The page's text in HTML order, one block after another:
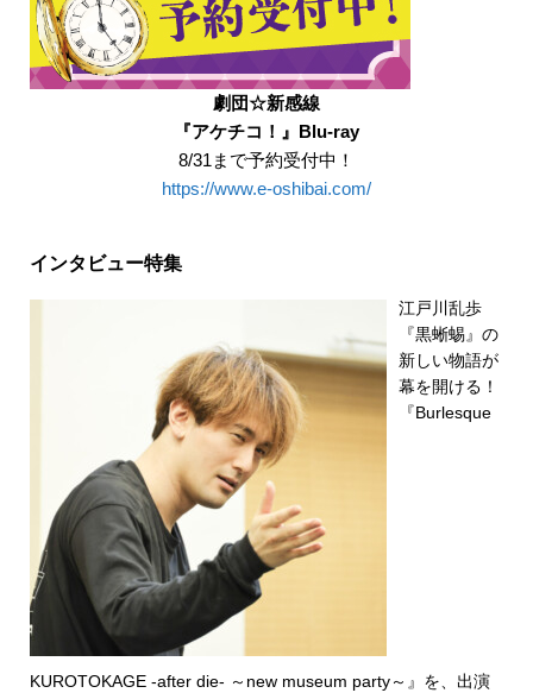
劇団☆新感線
『アケチコ！』Blu-ray
8/31まで予約受付中！
https://www.e-oshibai.com/
インタビュー特集
江戸川乱歩
『黒蜥蜴』の
新しい物語が
幕を開ける！
『Burlesque
KUROTOKAGE -after die- ～new museum party～』を、出演